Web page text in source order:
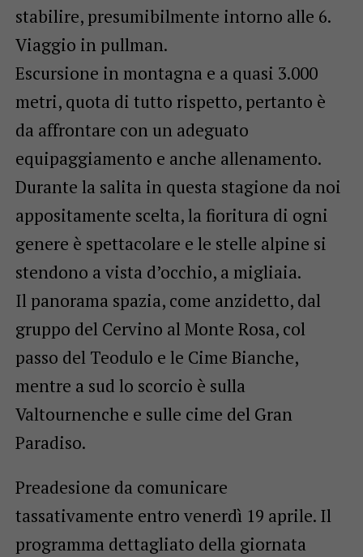
stabilire, presumibilmente intorno alle 6.
Viaggio in pullman.
Escursione in montagna e a quasi 3.000
metri, quota di tutto rispetto, pertanto è
da affrontare con un adeguato
equipaggiamento e anche allenamento.
Durante la salita in questa stagione da noi
appositamente scelta, la fioritura di ogni
genere è spettacolare e le stelle alpine si
stendono a vista d’occhio, a migliaia.
Il panorama spazia, come anzidetto, dal
gruppo del Cervino al Monte Rosa, col
passo del Teodulo e le Cime Bianche,
mentre a sud lo scorcio è sulla
Valtournenche e sulle cime del Gran
Paradiso.
Preadesione da comunicare
tassativamente entro venerdì 19 aprile. Il
programma dettagliato della giornata